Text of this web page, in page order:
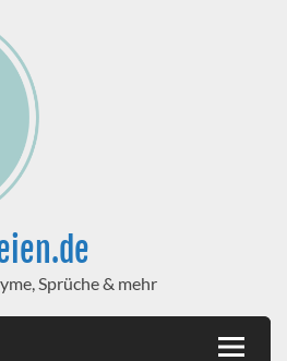
Sprüche & mehr